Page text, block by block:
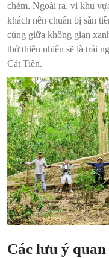
chém. Ngoài ra, vì khu
khách nên chuẩn bị sẵn
cúng giữa không gian
thở thiên nhiên sẽ là trải
Cát Tiên.
Các lưu ý